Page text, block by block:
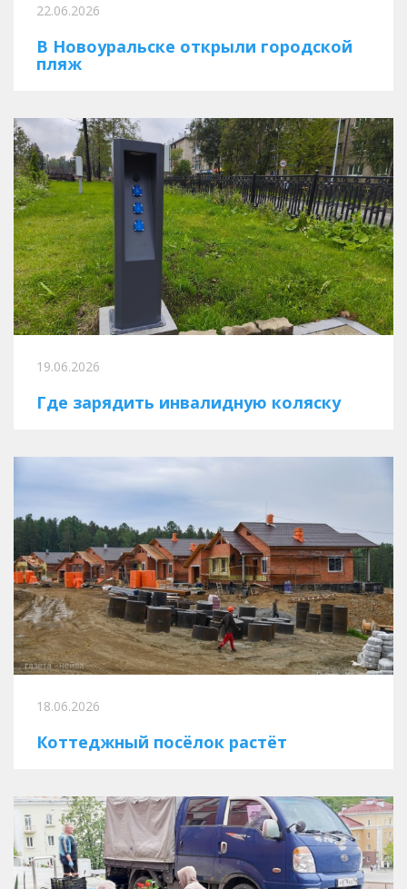
22.06.2026
В Новоуральске открыли городской
пляж
19.06.2026
Где зарядить инвалидную коляску
18.06.2026
Коттеджный посёлок растёт